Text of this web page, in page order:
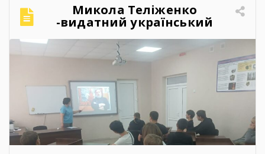
Микола Теліженко
-видатний український
художник, графік,
скульптор, майстер
декоративно-ужиткового
мистецтва